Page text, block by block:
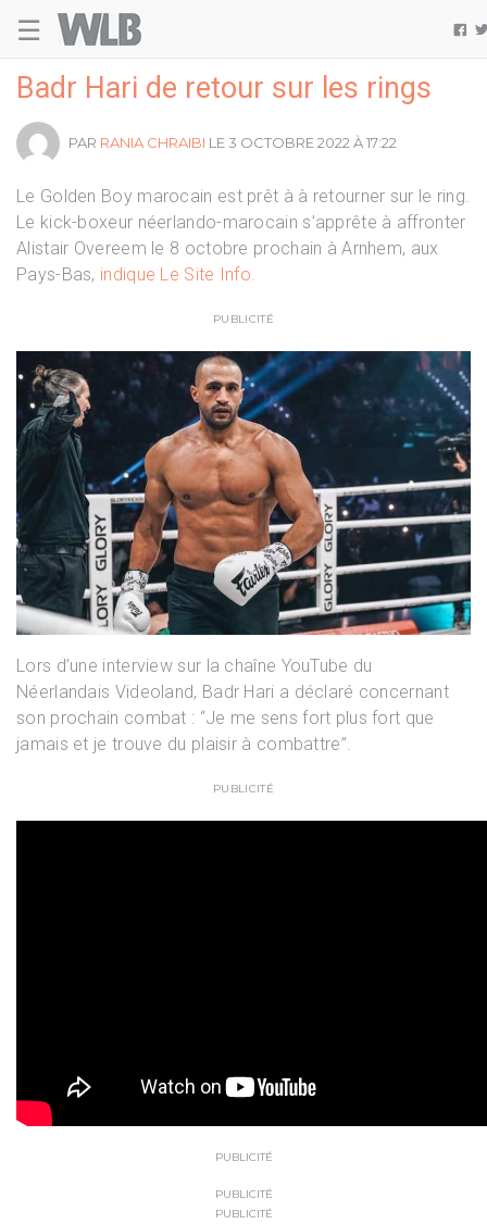
☰ 
Badr Hari de retour sur les rings
PAR RANIA CHRAIBI LE 3 OCTOBRE 2022 À 17:22
Le Golden Boy marocain est prêt à à retourner sur le ring.
Le kick-boxeur néerlando-marocain s’apprête à affronter
Alistair Overeem le 8 octobre prochain à Arnhem, aux
Pays-Bas, indique Le Site Info.
PUBLICITÉ
Lors d’une interview sur la chaîne YouTube du
Néerlandais Videoland, Badr Hari a déclaré concernant
son prochain combat : “Je me sens fort plus fort que
jamais et je trouve du plaisir à combattre”.
PUBLICITÉ
PUBLICITÉ
PUBLICITÉ
PUBLICITÉ